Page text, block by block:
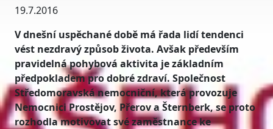
19.7.2016
V dnešní uspěchané době má řada lidí tendenci
vést nezdravý způsob života. Avšak především
pravidelná pohybová aktivita je základním
předpokladem pro dobré zdraví. Společnost
Středomoravská nemocniční, která provozuje
Nemocnici Prostějov, Přerov a Šternberk, se proto
rozhodla motivovat své zaměstnance ke